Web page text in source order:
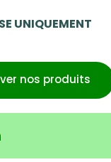
UNIQUEMENT
nos produits